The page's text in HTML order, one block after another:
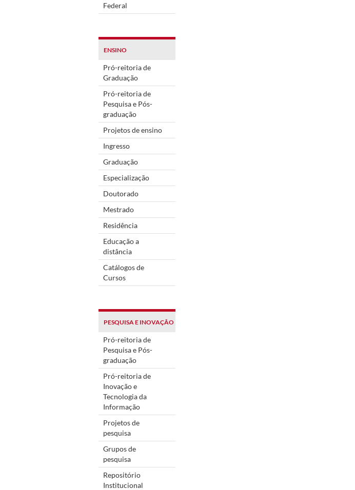
Federal
ENSINO
Pró-reitoria de
Graduação
Pró-reitoria de
Pesquisa e Pós-
graduação
Projetos de ensino
Ingresso
Graduação
Especialização
Doutorado
Mestrado
Residência
Educação a
distância
Catálogos de
Cursos
PESQUISA E INOVAÇÃO
Pró-reitoria de
Pesquisa e Pós-
graduação
Pró-reitoria de
Inovação e
Tecnologia da
Informação
Projetos de
pesquisa
Grupos de
pesquisa
Repositório
Institucional